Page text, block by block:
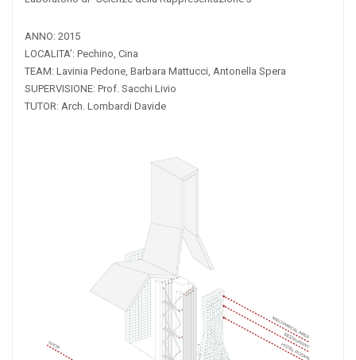
ANNO: 2015
LOCALITA’: Pechino, Cina
TEAM: Lavinia Pedone, Barbara Mattucci, Antonella Spera
SUPERVISIONE: Prof. Sacchi Livio
TUTOR: Arch. Lombardi Davide